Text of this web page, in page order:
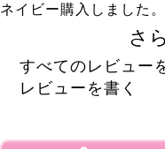
ネイビー購入しました。
ストレッチ効いてるし
とても良かったです！
色違い購入予定です！
エビ
1
さ
すべてのレビュー
レビューを書く